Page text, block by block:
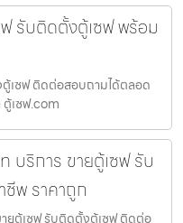
รับติดตั้งตู้เซฟ พร้อม
เซฟ ติดต่อสอบถามได้ตลอด
ตู้เซฟ.com
บริการ ขายตู้เซฟ รับ
พ ราคาถูก
ยตู้เซฟ รับติดตั้งตู้เซฟ ติดต่อ